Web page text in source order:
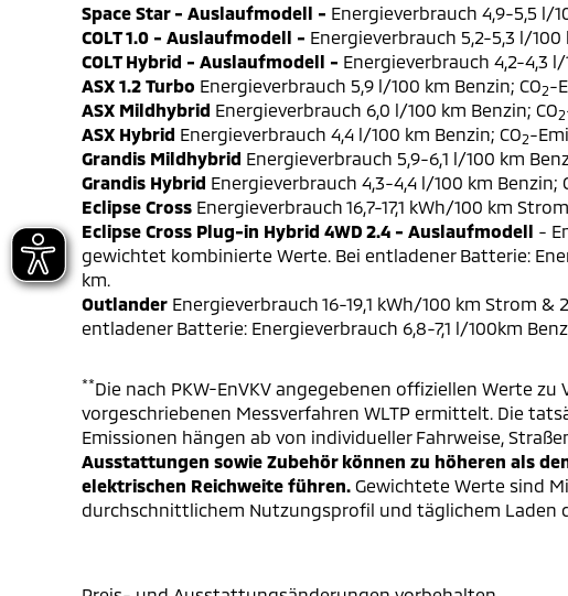
Space Star - Auslaufmodell - Energieverbrauch 4,9-5,5 l/
COLT 1.0 - Auslaufmodell - Energieverbrauch 5,2-5,3 l/100
COLT Hybrid - Auslaufmodell - Energieverbrauch 4,2-4,3 l/
ASX 1.2 Turbo Energieverbrauch 5,9 l/100 km Benzin; CO2-
ASX Mildhybrid Energieverbrauch 6,0 l/100 km Benzin; CO2
ASX Hybrid Energieverbrauch 4,4 l/100 km Benzin; CO2-
Grandis Mildhybrid Energieverbrauch 5,9-6,1 l/100 km
Grandis Hybrid Energieverbrauch 4,3-4,4 l/100 km Benzin;
Eclipse Cross Energieverbrauch 16,7-17,1 kWh/100 km
Eclipse Cross Plug-in Hybrid 4WD 2.4 - Auslaufmodell -
gewichtet kombinierte Werte. Bei entladener Batterie:
km.
Outlander Energieverbrauch 16-19,1 kWh/100 km Strom &
entladener Batterie: Energieverbrauch 6,8-7,1 l/100km
**Die nach PKW-EnVKV angegebenen offiziellen Werte
vorgeschriebenen Messverfahren WLTP ermittelt. Die
Emissionen hängen ab von individueller Fahrweise,
Ausstattungen sowie Zubehör können zu höheren als
elektrischen Reichweite führen. Gewichtete Werte sind
durchschnittlichem Nutzungsprofil und täglichem Laden